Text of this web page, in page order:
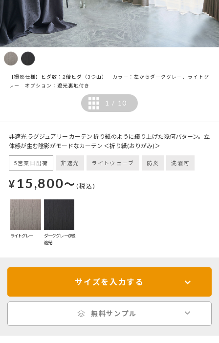
【撮影仕様】ヒダ数：2倍ヒダ（3つ山） カラー：左からダークグレー、ライトグ
レー オプション：遮光裏地付き
1 / 10
非遮光 ラグジュアリー カーテン 折り紙のように織り上げた幾何パターン。立
体感が生む陰影がモードなカーテン ＜折り紙(おりがみ)＞
5営業日出荷 非遮光 ライトウェーブ 防炎 洗濯可
¥15,800～ (税込)
ライトグレー
ダークグレー(3級
遮光)
サイズを入力する
無料サンプル